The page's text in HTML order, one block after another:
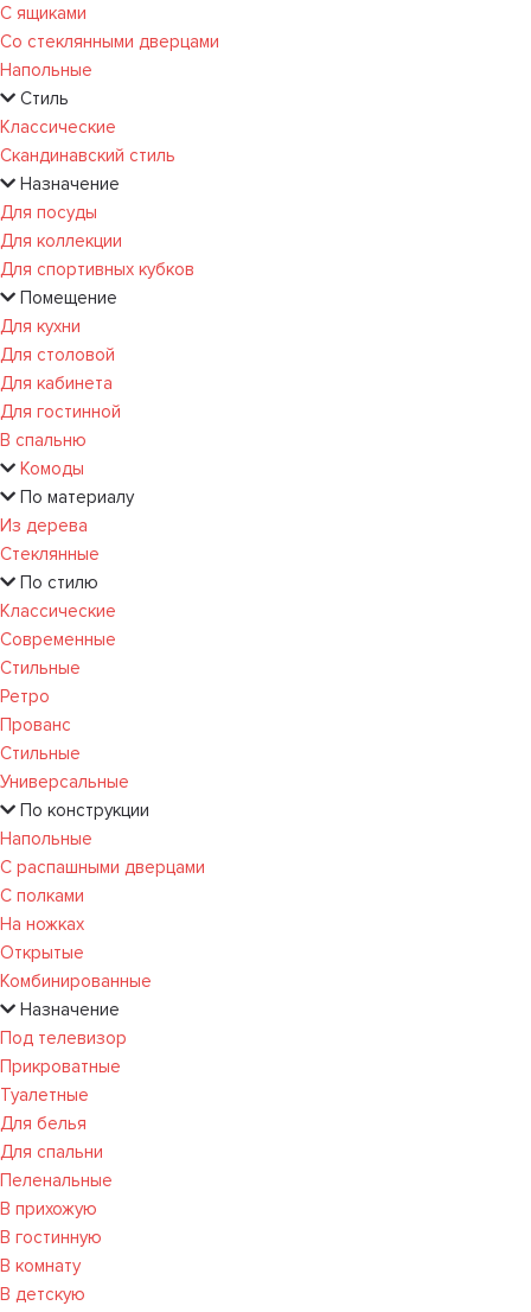
С ящиками
Со стеклянными дверцами
Напольные
Стиль
Классические
Скандинавский стиль
Назначение
Для посуды
Для коллекции
Для спортивных кубков
Помещение
Для кухни
Для столовой
Для кабинета
Для гостинной
В спальню
Комоды
По материалу
Из дерева
Стеклянные
По стилю
Классические
Современные
Стильные
Ретро
Прованс
Стильные
Универсальные
По конструкции
Напольные
С распашными дверцами
С полками
На ножках
Открытые
Комбинированные
Назначение
Под телевизор
Прикроватные
Туалетные
Для белья
Для спальни
Пеленальные
В прихожую
В гостинную
В комнату
В детскую